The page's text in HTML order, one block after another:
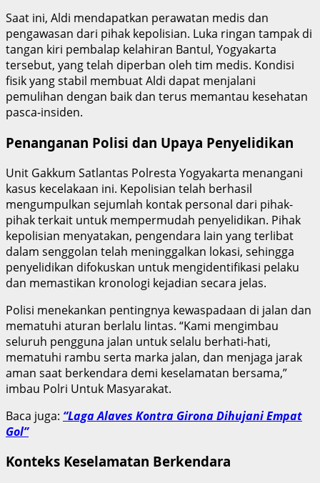
Saat ini, Aldi mendapatkan perawatan medis dan
pengawasan dari pihak kepolisian. Luka ringan tampak di
tangan kiri pembalap kelahiran Bantul, Yogyakarta
tersebut, yang telah diperban oleh tim medis. Kondisi
fisik yang stabil membuat Aldi dapat menjalani
pemulihan dengan baik dan terus memantau kesehatan
pasca-insiden.
Penanganan Polisi dan Upaya Penyelidikan
Unit Gakkum Satlantas Polresta Yogyakarta menangani
kasus kecelakaan ini. Kepolisian telah berhasil
mengumpulkan sejumlah kontak personal dari pihak-
pihak terkait untuk mempermudah penyelidikan. Pihak
kepolisian menyatakan, pengendara lain yang terlibat
dalam senggolan telah meninggalkan lokasi, sehingga
penyelidikan difokuskan untuk mengidentifikasi pelaku
dan memastikan kronologi kejadian secara jelas.
Polisi menekankan pentingnya kewaspadaan di jalan dan
mematuhi aturan berlalu lintas. “Kami mengimbau
seluruh pengguna jalan untuk selalu berhati-hati,
mematuhi rambu serta marka jalan, dan menjaga jarak
aman saat berkendara demi keselamatan bersama,”
imbau Polri Untuk Masyarakat.
Baca juga: “Laga Alaves Kontra Girona Dihujani Empat
Gol”
Konteks Keselamatan Berkendara